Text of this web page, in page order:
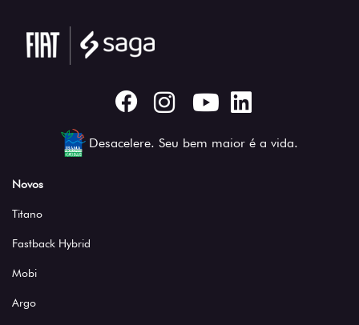
Desacelere. Seu bem maior é a vida.
Novos
Titano
Fastback Hybrid
Mobi
Argo